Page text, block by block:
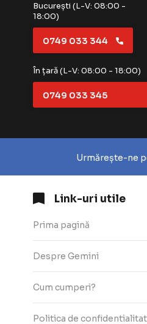
București (L-V: 08:00 -
18:00)
0749 033 344
În țară (L-V: 08:00 - 18:00)
0749 033 345
Urmărește-ne
Link-uri utile
Prima pagină
Despre Gemini
Cum cumperi?
Politica de